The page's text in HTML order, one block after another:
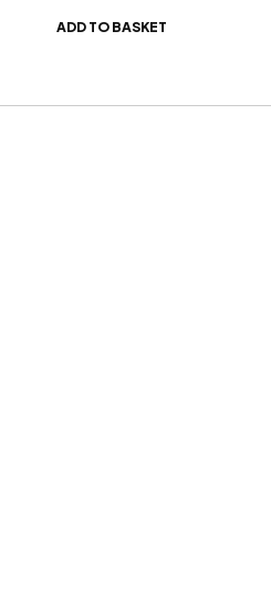
ADD TO BASKET